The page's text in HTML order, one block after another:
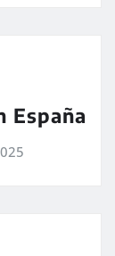
España